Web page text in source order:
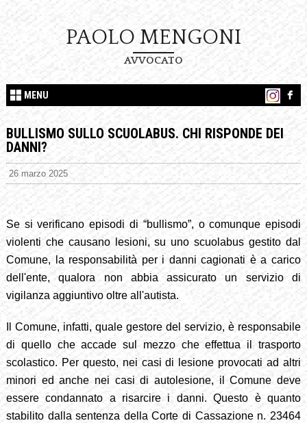
PAOLO MENGONI
AVVOCATO
MENU
BULLISMO SULLO SCUOLABUS. CHI RISPONDE DEI
DANNI?
26 marzo 2025
Se si verificano episodi di “bullismo”, o comunque episodi
violenti che causano lesioni, su uno scuolabus gestito dal
Comune, la responsabilità per i danni cagionati è a carico
dell'ente, qualora non abbia assicurato un servizio di
vigilanza aggiuntivo oltre all'autista.
Il Comune, infatti, quale gestore del servizio, è responsabile
di quello che accade sul mezzo che effettua il trasporto
scolastico. Per questo, nei casi di lesione provocati ad altri
minori ed anche nei casi di autolesione, il Comune deve
essere condannato a risarcire i danni. Questo è quanto
stabilito dalla sentenza della Corte di Cassazione n. 23464